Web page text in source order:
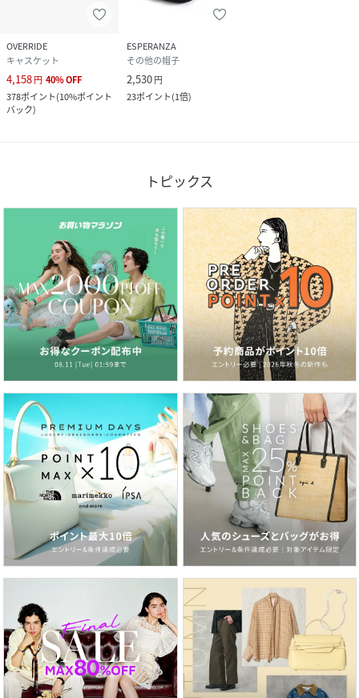
合成皮革
品番
PD7408_GPZ
GPZ-0005-BLK-FRE PD7408
OVERRIDE
キャスケット
4,158円 40%OFF
378ポイント(10%ポイント
バック)
ESPERANZA
その他の帽子
2,530円
23ポイント(1倍)
トピックス